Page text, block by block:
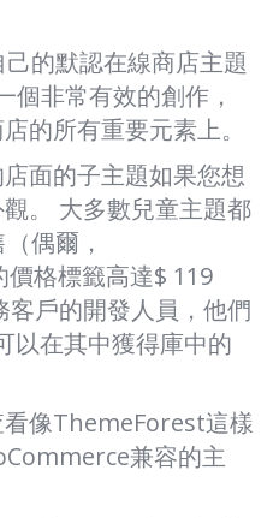
的默認在線商店主題
個非常有效的創作，
的所有重要元素上。
面的子主題如果您想
。 大多數兒童主題都
偶爾，
格標籤高達$ 119
客戶的開發人員，他們
以在其中獲得庫中的
像ThemeForest這樣
兼容的主